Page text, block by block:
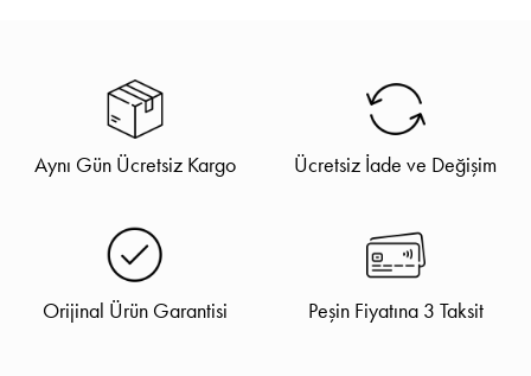
Aynı Gün Ücretsiz Kargo Ücretsiz İade ve Değişim
Orijinal Ürün Garantisi Peşin Fiyatına 3 Taksit